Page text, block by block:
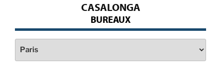
CASALONGA
BUREAUX